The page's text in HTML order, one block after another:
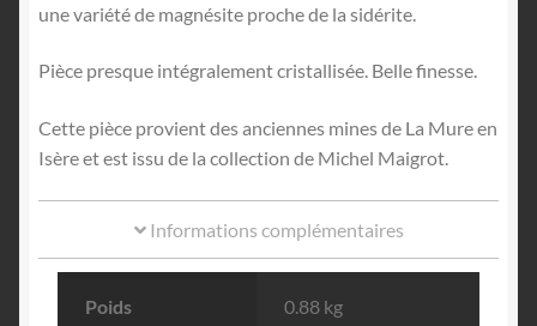
une variété de magnésite proche de la sidérite.
Pièce presque intégralement cristallisée. Belle finesse.
Cette pièce provient des anciennes mines de La Mure en
Isère et est issu de la collection de Michel Maigrot.
Informations complémentaires
Poids 0.88 kg